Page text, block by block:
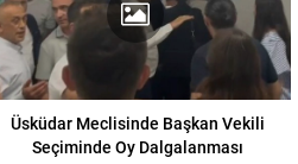
Üsküdar Meclisinde Başkan Vekili
Seçiminde Oy Dalgalanması